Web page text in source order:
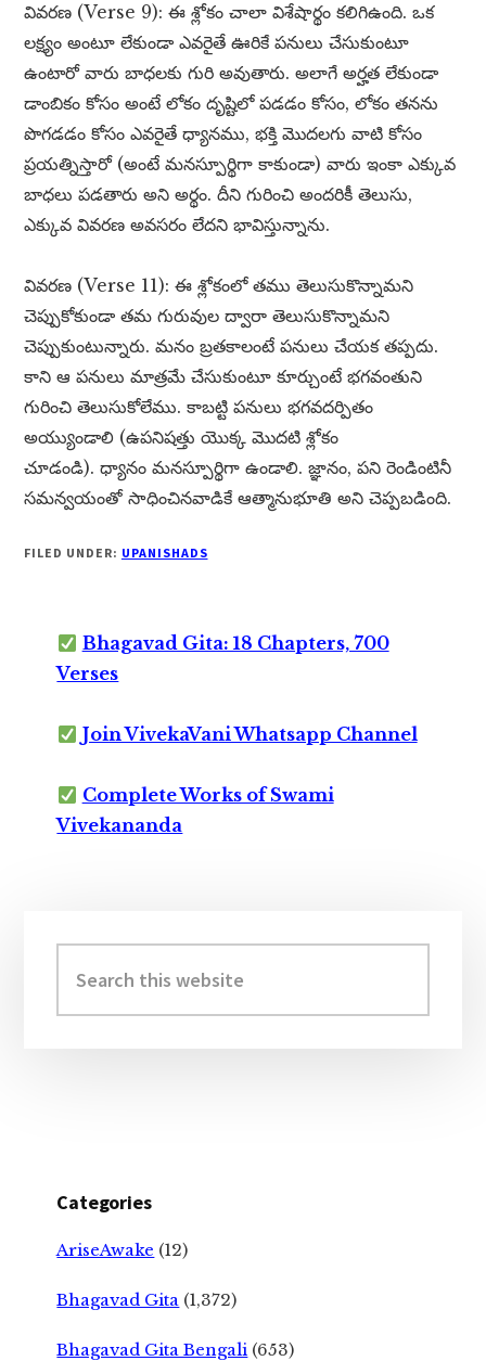
వివరణ (Verse 9): ఈ శ్లోకం చాలా విశేషార్థం కలిగిఉంది. ఒక
లక్ష్యం అంటూ లేకుండా ఎవరైతే ఊరికే పనులు చేసుకుంటూ
ఉంటారో వారు బాధలకు గురి అవుతారు. అలాగే అర్హత లేకుండా
డాంబికం కోసం అంటే లోకం దృష్టిలో పడడం కోసం, లోకం తనను
పొగడడం కోసం ఎవరైతే ధ్యానము, భక్తి మొదలగు వాటి కోసం
ప్రయత్నిస్తారో (అంటే మనస్పూర్థిగా కాకుండా) వారు ఇంకా ఎక్కువ
బాధలు పడతారు అని అర్థం. దీని గురించి అందరికీ తెలుసు,
ఎక్కువ వివరణ అవసరం లేదని భావిస్తున్నాను.
వివరణ (Verse 11): ఈ శ్లోకంలో తము తెలుసుకొన్నామని
చెప్పుకోకుండా తమ గురువుల ద్వారా తెలుసుకొన్నామని
చెప్పుకుంటున్నారు. మనం బ్రతకాలంటే పనులు చేయక తప్పదు.
కాని ఆ పనులు మాత్రమే చేసుకుంటూ కూర్చుంటే భగవంతుని
గురించి తెలుసుకోలేము. కాబట్టి పనులు భగవదర్పితం
అయ్యుండాలి (ఉపనిషత్తు యొక్క మొదటి శ్లోకం
చూడండి). ధ్యానం మనస్పూర్థిగా ఉండాలి. జ్ఞానం, పని రెండింటినీ
సమన్వయంతో సాధించినవాడికే ఆత్మానుభూతి అని చెప్పబడింది.
FILED UNDER: UPANISHADS
Bhagavad Gita: 18 Chapters, 700
Verses
Join VivekaVani Whatsapp Channel
Complete Works of Swami
Vivekananda
Sidebar
this
website
Categories
AriseAwake (12)
Bhagavad Gita (1,372)
Bhagavad Gita Bengali (653)